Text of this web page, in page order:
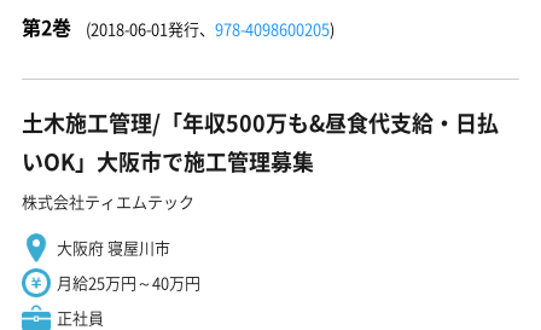
第2巻 (2018-06-01発行、 978-4098600205)
土木施工管理/「年収500万も&昼食代支給・日払
いOK」大阪市で施工管理募集
株式会社ティエムテック
大阪府 寝屋川市
月給25万円～40万円
正社員